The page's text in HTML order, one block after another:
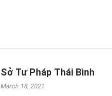
Sở Tư Pháp Thái Bình
March 18, 2021